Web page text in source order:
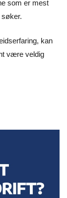
som er mest
kan
være veldig